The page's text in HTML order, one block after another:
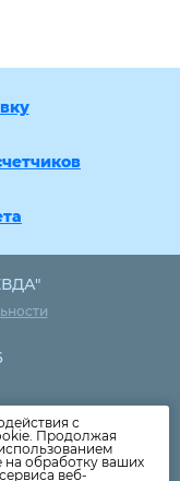
с
Продолжая
на обработку ваших
веб-